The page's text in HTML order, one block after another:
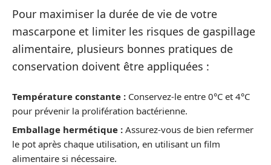
Pour maximiser la durée de vie de votre
mascarpone et limiter les risques de gaspillage
alimentaire, plusieurs bonnes pratiques de
conservation doivent être appliquées :
Température constante : Conservez-le entre 0°C et 4°C
pour prévenir la prolifération bactérienne.
Emballage hermétique : Assurez-vous de bien refermer
le pot après chaque utilisation, en utilisant un film
alimentaire si nécessaire.